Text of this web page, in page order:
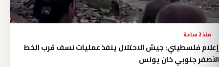
منذ 2 ساعة
إعلام فلسطيني: جيش الاحتلال ينفذ عمليات نسف قرب الخط
الأصفر جنوبي خان يونس